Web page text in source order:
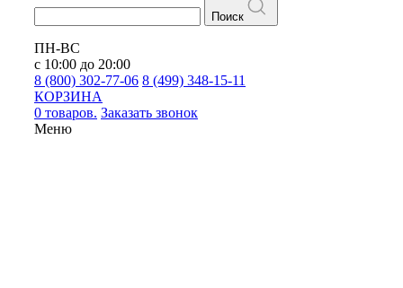
Поиск
ПН-ВС
с 10:00 до 20:00
8 (800) 302-77-06 8 (499) 348-15-11
КОРЗИНА
0 товаров. Заказать звонок
Меню